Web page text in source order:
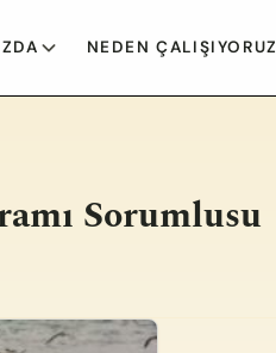
NEDEN ÇALIŞIYORUZ
Sorumlusu